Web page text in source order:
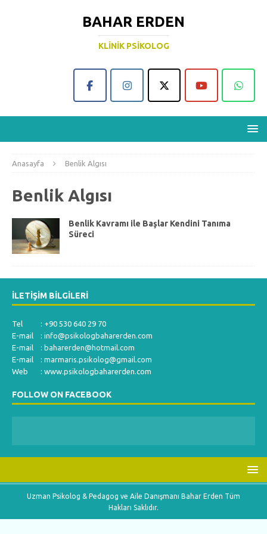
BAHAR ERDEN
KLINIK PSIKOLOG
Anasayfa Benlik Algısı
Benlik Algısı
Benlik Kavramı ile Başlar Kendini Tanıma
Süreci
İLETIŞIM BILGILERI
Tel : +90 530 640 29 70
E-mail : info@psikologbaharerden.com
E-mail : baharerden@hotmail.com
E-mail : marmaris.psikolog@gmail.com
Web : www.psikologbaharerden.com
FOLLOW ON FACEBOOK
Uzman Psikolog & Pedagog ve Aile Danışmanı Bahar Erden Tüm
Hakları Saklıdır.